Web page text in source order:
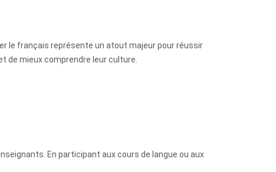
le français représente un atout majeur pour réussir
de mieux comprendre leur culture.
En participant aux cours de langue ou aux